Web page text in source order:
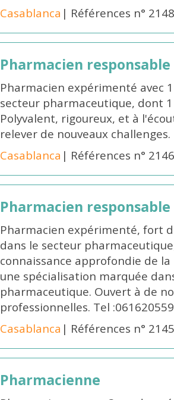
Casablanca | Références n°
Pharmacien responsable
Pharmacien expérimenté avec
secteur pharmaceutique, dont
Polyvalent, rigoureux, et à
relever de nouveaux
Casablanca | Références n°
Pharmacien responsable
Pharmacien expérimenté, fort
dans le secteur
connaissance approfondie de
une spécialisation marquée
pharmaceutique. Ouvert à de
professionnelles. Tel
Casablanca | Références n°
Pharmacienne